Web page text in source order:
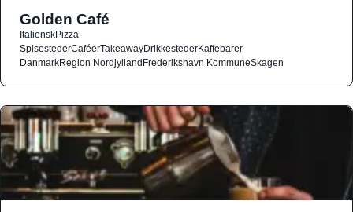
Golden Café
ItalienskPizza
SpisestederCaféerTakeawayDrikkestederKaffebarer
DanmarkRegion NordjyllandFrederikshavn KommuneSkagen